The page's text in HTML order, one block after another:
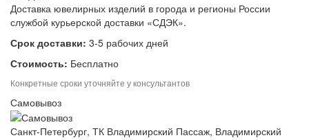
Доставка ювелирных изделий в города и регионы России
службой курьерской доставки «СДЭК».
Срок доставки: 3-5 рабочих дней
Стоимость: Бесплатно
Конкретные сроки уточняйте у консультантов
Самовывоз
Санкт-Петербург, ТК Владимирский Пассаж, Владимирский